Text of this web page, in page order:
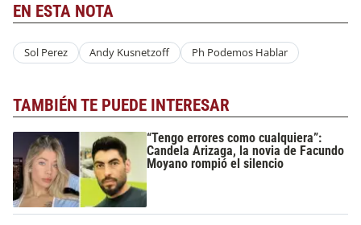
EN ESTA NOTA
Sol Perez Andy Kusnetzoff Ph Podemos Hablar
TAMBIÉN TE PUEDE INTERESAR
“Tengo errores como cualquiera”:
Candela Arizaga, la novia de Facundo
Moyano rompió el silencio